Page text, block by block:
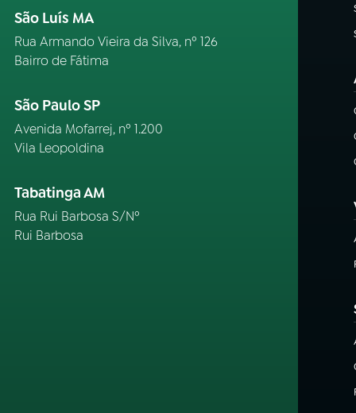
São Luís MA
Rua Armando Vieira da Silva, nº 126
Bairro de Fátima
São Paulo SP
Avenida Mofarrej, nº 1.200
Vila Leopoldina
Tabatinga AM
Rua Rui Barbosa S/Nº
Rui Barbosa